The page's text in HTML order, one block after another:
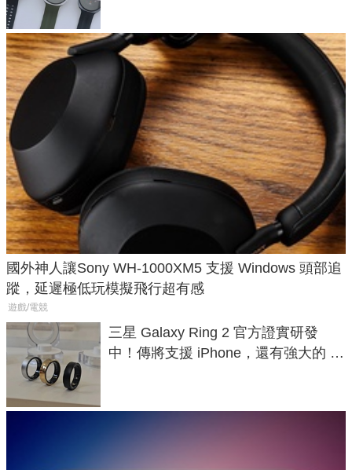
國外神人讓Sony WH-1000XM5 支援 Windows 頭部追
蹤，延遲極低玩模擬飛行超有感
遊戲/電競
三星 Galaxy Ring 2 官方證實研發
中！傳將支援 iPhone，還有強大的 AI